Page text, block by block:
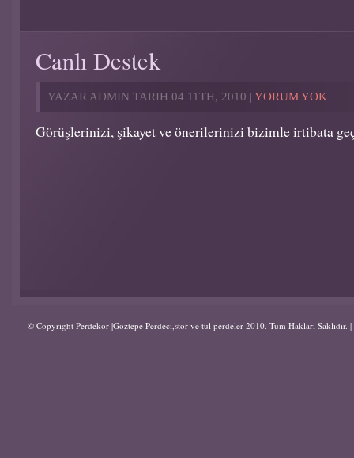
Canlı Destek
YAZAR ADMIN TARIH 04 11TH, 2010 | YORUM YOK
Görüşlerinizi, şikayet ve önerilerinizi bizimle irtibata
© Copyright Perdekor |Göztepe Perdeci,stor ve tül perdeler 2010. Tüm Hakları Saklıdır. |